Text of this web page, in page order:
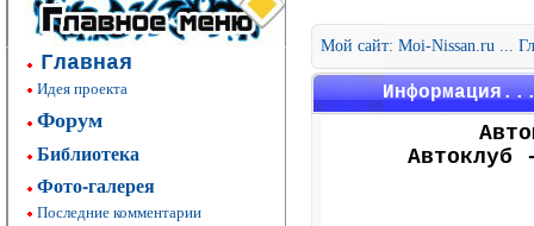
Главная
Идея проекта
Форум
Библиотека
Фото-галерея
Последние комментарии
Мой сайт: Moi-Nissan.ru ...
Автоклуб